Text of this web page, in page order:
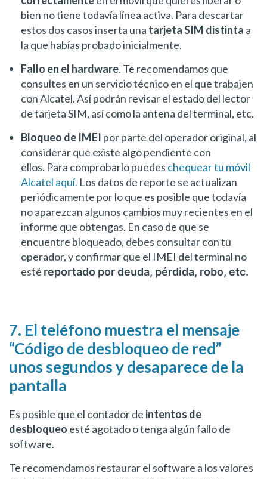
bien no tiene todavía línea activa. Para descartar
estos dos casos inserta una tarjeta SIM distinta a
la que habías probado inicialmente.
Fallo en el hardware. Te recomendamos que
consultes en un servicio técnico en el que trabajen
con Alcatel. Así podrán revisar el estado del lector
de tarjeta SIM, así como la antena del terminal, etc.
Bloqueo de IMEI por parte del operador original, al
considerar que existe algo pendiente con
ellos. Para comprobarlo puedes chequear tu móvil
Alcatel aquí. Los datos de reporte se actualizan
periódicamente por lo que es posible que todavía
no aparezcan algunos cambios muy recientes en el
informe que obtengas. En caso de que se
encuentre bloqueado, debes consultar con tu
operador, y confirmar que el IMEI del terminal no
esté reportado por deuda, pérdida, robo, etc.
7. El teléfono muestra el mensaje
“Código de desbloqueo de red”
unos segundos y desaparece de la
pantalla
Es posible que el contador de intentos de
desbloqueo esté agotado o tenga algún fallo de
software.
Te recomendamos restaurar el software a los valores